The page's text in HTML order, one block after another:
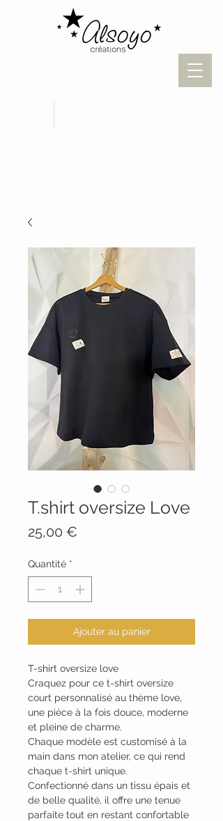
T.shirt oversize Love
25,00 €
Quantité *
Ajouter au panier
T-shirt oversize love
Craquez pour ce t-shirt oversize
court personnalisé au thème love,
une pièce à la fois douce, moderne
et pleine de charme.
Chaque modèle est customisé à la
main dans mon atelier, ce qui rend
chaque t-shirt unique.
Confectionné dans un tissu épais et
de belle qualité, il offre une tenue
parfaite tout en restant confortable